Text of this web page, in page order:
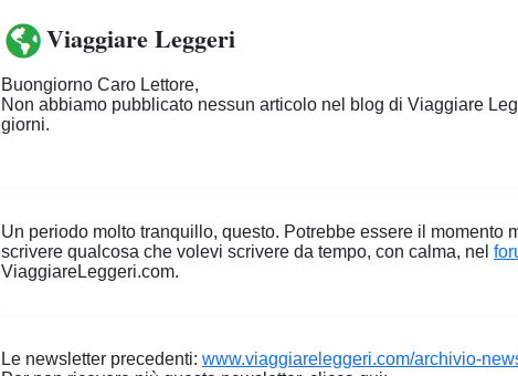
Viaggiare Leggeri
Buongiorno Caro Lettore,
Non abbiamo pubblicato nessun articolo nel blog di Viaggiare
giorni.
Un periodo molto tranquillo, questo. Potrebbe essere il momento
scrivere qualcosa che volevi scrivere da tempo, con calma, nel
ViaggiareLeggeri.com.
Le newsletter precedenti: www.viaggiareleggeri.com/archivio-